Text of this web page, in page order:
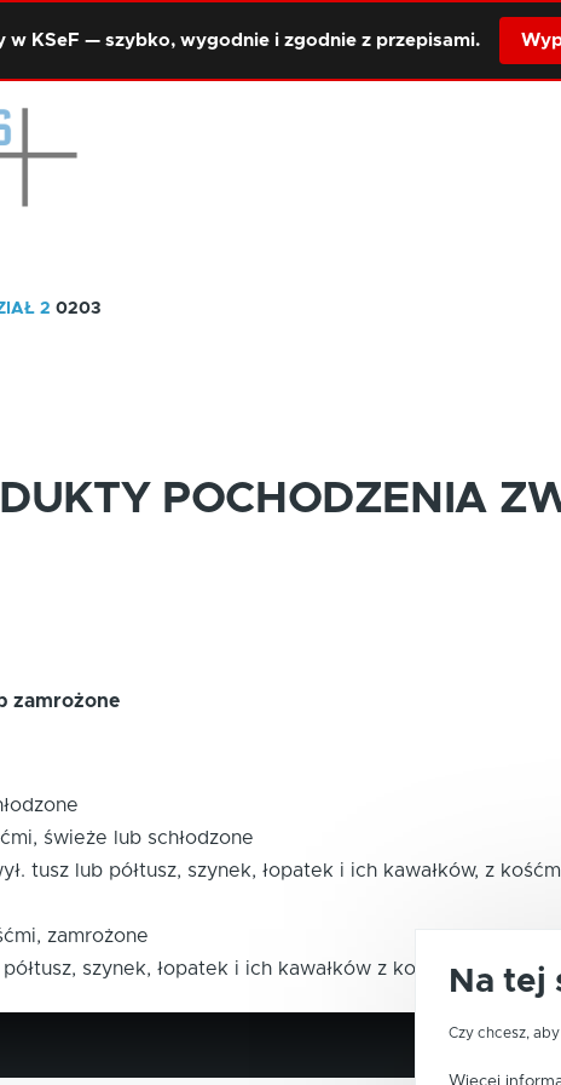
w KSeF — szybko, wygodnie i zgodnie z przepisami.
2 0203
POCHODZENIA
zamrożone
świeże lub schłodzone
tusz lub półtusz, szynek, łopatek i ich kawałków, z
zamrożone
szynek, łopatek i ich kawałków z kośćmi)Na tej
Czy chcesz,
Więcej